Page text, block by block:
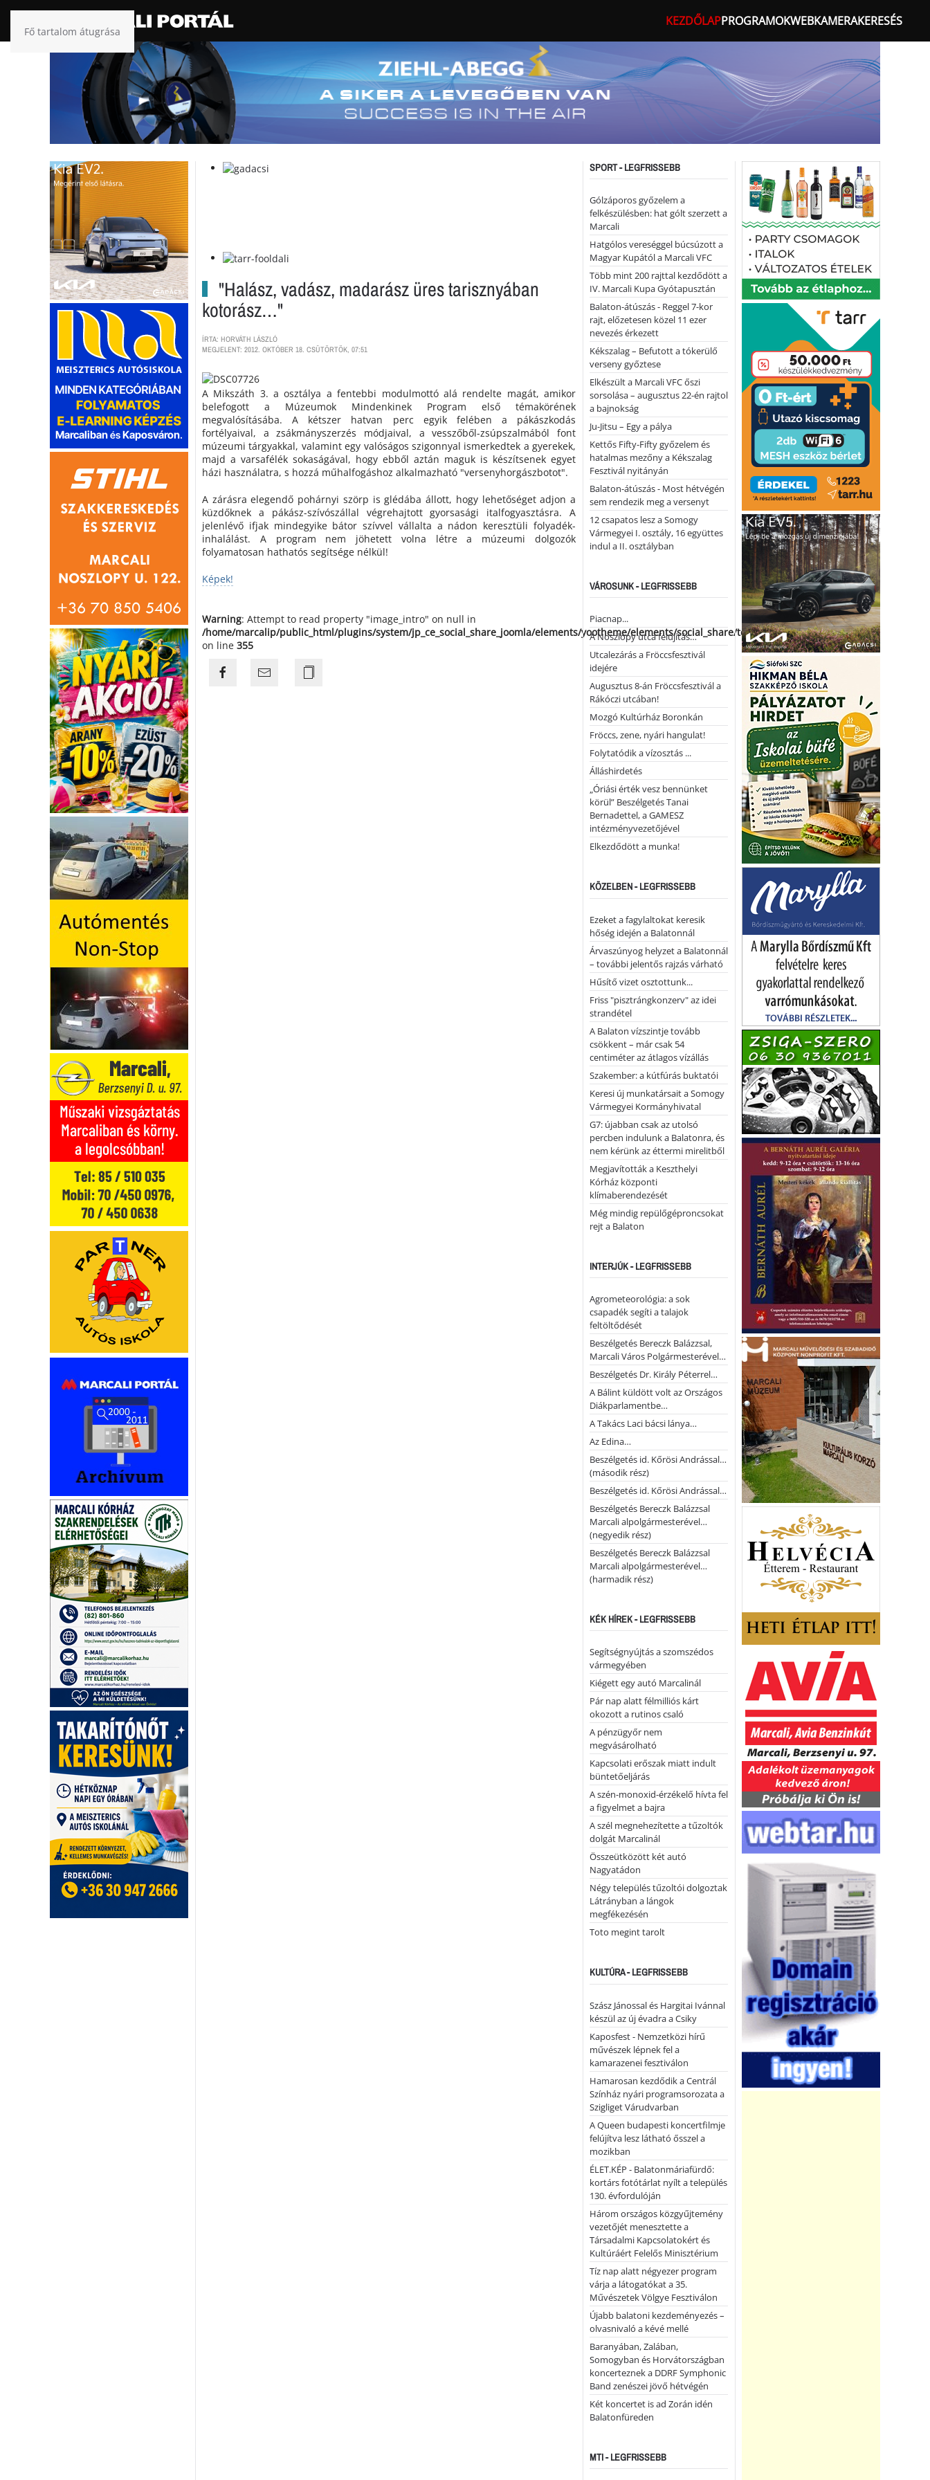
Fő tartalom átugrása
KEZDŐLAPPROGRAMOKWEBKAMERAKERESÉS
"Halász, vadász, madarász üres tarisznyában
kotorász…"
ÍRTA: HORVÁTH LÁSZLÓ
MEGJELENT: 2012. OKTÓBER 18. CSÜTÖRTÖK, 07:51
A Mikszáth 3. a osztálya a fentebbi modulmottó alá rendelte magát, amikor
belefogott a Múzeumok Mindenkinek Program első témakörének
megvalósításába. A kétszer hatvan perc egyik felében a pákászkodás
fortélyaival, a zsákmányszerzés módjaival, a vesszőből-zsúpszalmából font
múzeumi tárgyakkal, valamint egy valóságos szigonnyal ismerkedtek a gyerekek,
majd a varsafélék sokaságával, hogy ebből aztán maguk is készítsenek egyet
házi használatra, s hozzá műhalfogáshoz alkalmazható "versenyhorgászbotot".
A zárásra elegendő pohárnyi szörp is glédába állott, hogy lehetőséget adjon a
küzdőknek a pákász-szívószállal végrehajtott gyorsasági italfogyasztásra. A
jelenlévő ifjak mindegyike bátor szívvel vállalta a nádon keresztüli folyadék-
inhalálást. A program nem jöhetett volna létre a múzeumi dolgozók
folyamatosan hathatós segítsége nélkül!
Képek!
Warning: Attempt to read property "image_intro" on null in
/home/marcalip/public_html/plugins/system/jp_ce_social_share_joomla/elements/yootheme/elements/social_share/templates/template.php
on line 355
SPORT - LEGFRISSEBB
Gólzáporos győzelem a
felkészülésben: hat gólt szerzett a
Marcali
Hatgólos vereséggel búcsúzott a
Magyar Kupától a Marcali VFC
Több mint 200 rajttal kezdődött a
IV. Marcali Kupa Gyótapusztán
Balaton-átúszás - Reggel 7-kor
rajt, előzetesen közel 11 ezer
nevezés érkezett
Kékszalag – Befutott a tókerülő
verseny győztese
Elkészült a Marcali VFC őszi
sorsolása – augusztus 22-én rajtol
a bajnokság
Ju-Jitsu – Egy a pálya
Kettős Fifty-Fifty győzelem és
hatalmas mezőny a Kékszalag
Fesztivál nyitányán
Balaton-átúszás - Most hétvégén
sem rendezik meg a versenyt
12 csapatos lesz a Somogy
Vármegyei I. osztály, 16 együttes
indul a II. osztályban
VÁROSUNK - LEGFRISSEBB
Piacnap...
A Noszlopy utca felújítás…
Utcalezárás a Fröccsfesztivál
idejére
Augusztus 8-án Fröccsfesztivál a
Rákóczi utcában!
Mozgó Kultúrház Boronkán
Fröccs, zene, nyári hangulat!
Folytatódik a vízosztás ...
Álláshirdetés
„Óriási érték vesz bennünket
körül” Beszélgetés Tanai
Bernadettel, a GAMESZ
intézményvezetőjével
Elkezdődött a munka!
KÖZELBEN - LEGFRISSEBB
Ezeket a fagylaltokat keresik
hőség idején a Balatonnál
Árvaszúnyog helyzet a Balatonnál
– további jelentős rajzás várható
Hűsítő vizet osztottunk...
Friss "pisztrángkonzerv" az idei
strandétel
A Balaton vízszintje tovább
csökkent – már csak 54
centiméter az átlagos vízállás
Szakember: a kútfúrás buktatói
Keresi új munkatársait a Somogy
Vármegyei Kormányhivatal
G7: újabban csak az utolsó
percben indulunk a Balatonra, és
nem kérünk az éttermi mirelitből
Megjavították a Keszthelyi
Kórház központi
klímaberendezését
Még mindig repülőgéproncsokat
rejt a Balaton
INTERJÚK - LEGFRISSEBB
Agrometeorológia: a sok
csapadék segíti a talajok
feltöltődését
Beszélgetés Bereczk Balázzsal,
Marcali Város Polgármesterével…
Beszélgetés Dr. Király Péterrel…
A Bálint küldött volt az Országos
Diákparlamentbe…
A Takács Laci bácsi lánya…
Az Edina…
Beszélgetés id. Kőrösi Andrással…
(második rész)
Beszélgetés id. Kőrösi Andrással…
Beszélgetés Bereczk Balázzsal
Marcali alpolgármesterével…
(negyedik rész)
Beszélgetés Bereczk Balázzsal
Marcali alpolgármesterével…
(harmadik rész)
KÉK HÍREK - LEGFRISSEBB
Segítségnyújtás a szomszédos
vármegyében
Kiégett egy autó Marcalinál
Pár nap alatt félmilliós kárt
okozott a rutinos csaló
A pénzügyőr nem
megvásárolható
Kapcsolati erőszak miatt indult
büntetőeljárás
A szén-monoxid-érzékelő hívta fel
a figyelmet a bajra
A szél megnehezítette a tűzoltók
dolgát Marcalinál
Összeütközött két autó
Nagyatádon
Négy település tűzoltói dolgoztak
Látrányban a lángok
megfékezésén
Toto megint tarolt
KULTÚRA - LEGFRISSEBB
Szász Jánossal és Hargitai Ivánnal
készül az új évadra a Csiky
Kaposfest - Nemzetközi hírű
művészek lépnek fel a
kamarazenei fesztiválon
Hamarosan kezdődik a Centrál
Színház nyári programsorozata a
Szigliget Várudvarban
A Queen budapesti koncertfilmje
felújítva lesz látható ősszel a
mozikban
ÉLET.KÉP - Balatonmáriafürdő:
kortárs fotótárlat nyílt a település
130. évfordulóján
Három országos közgyűjtemény
vezetőjét menesztette a
Társadalmi Kapcsolatokért és
Kultúráért Felelős Minisztérium
Tíz nap alatt négyezer program
várja a látogatókat a 35.
Művészetek Völgye Fesztiválon
Újabb balatoni kezdeményezés –
olvasnivaló a kévé mellé
Baranyában, Zalában,
Somogyban és Horvátországban
koncerteznek a DDRF Symphonic
Band zenészei jövő hétvégén
Két koncertet is ad Zorán idén
Balatonfüreden
MTI - LEGFRISSEBB